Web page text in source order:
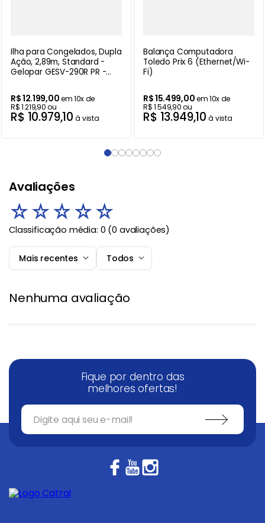
Ilha para Congelados, Dupla
Ação, 2,89m, Standard -
Gelopar GESV-290R PR -
R$12.199,00em10x de
R$1.219,90ou
R$ 10.979,10 à vista
Balança Computadora
Toledo Prix 6 (Ethernet/Wi-
Fi)
R$15.499,00em10x de
R$1.549,90ou
R$ 13.949,10 à vista
Avaliações
☆☆☆☆☆
Classificação média: 0 (0 avaliações)
Mais recentes Todos
Nenhuma avaliação
Fique por dentro das
melhores ofertas!